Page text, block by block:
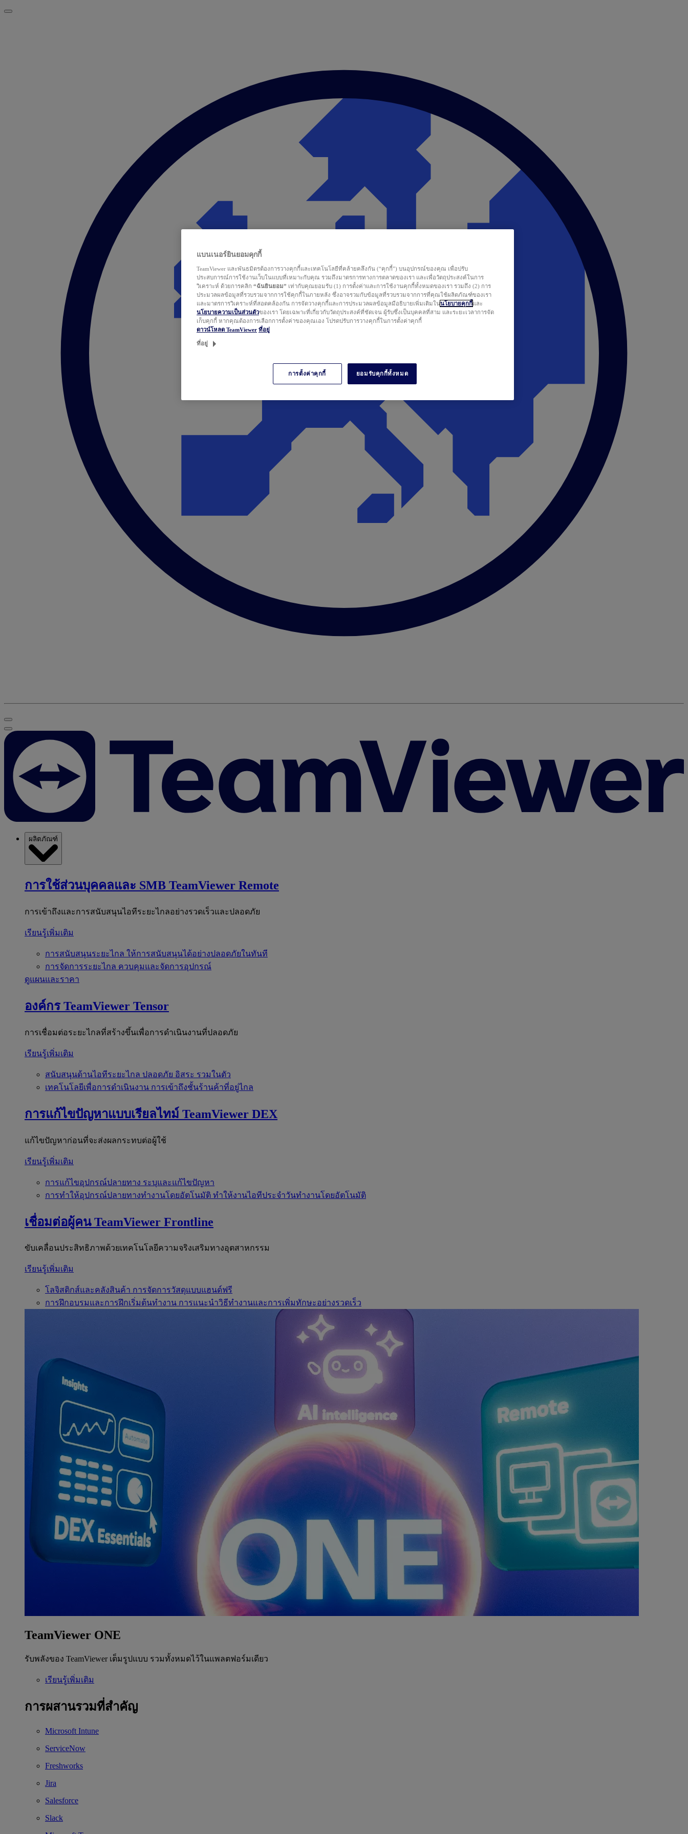
ผลิตภัณฑ์
การใช้ส่วนบุคคลและ SMB TeamViewer Remote
การเข้าถึงและการสนับสนุนไอทีระยะไกลอย่างรวดเร็วและปลอดภัย
เรียนรู้เพิ่มเติม
การสนับสนุนระยะไกล ให้การสนับสนุนได้อย่างปลอดภัยในทันที
การจัดการระยะไกล ควบคุมและจัดการอุปกรณ์
ดูแผนและราคา
องค์กร TeamViewer Tensor
การเชื่อมต่อระยะไกลที่สร้างขึ้นเพื่อการดำเนินงานที่ปลอดภัย
เรียนรู้เพิ่มเติม
สนับสนุนด้านไอทีระยะไกล ปลอดภัย อิสระ รวมในตัว
เทคโนโลยีเพื่อการดำเนินงาน การเข้าถึงชั้นร้านค้าที่อยู่ไกล
การแก้ไขปัญหาแบบเรียลไทม์ TeamViewer DEX
แก้ไขปัญหาก่อนที่จะส่งผลกระทบต่อผู้ใช้
เรียนรู้เพิ่มเติม
การแก้ไขอุปกรณ์ปลายทาง ระบุและแก้ไขปัญหา
การทำให้อุปกรณ์ปลายทางทำงานโดยอัตโนมัติ ทำให้งานไอทีประจำวันทำงานโดยอัตโนมัติ
เชื่อมต่อผู้คน TeamViewer Frontline
ขับเคลื่อนประสิทธิภาพด้วยเทคโนโลยีความจริงเสริมทางอุตสาหกรรม
เรียนรู้เพิ่มเติม
โลจิสติกส์และคลังสินค้า การจัดการวัสดุแบบแฮนด์ฟรี
การฝึกอบรมและการฝึกเริ่มต้นทำงาน การแนะนำวิธีทำงานและการเพิ่มทักษะอย่างรวดเร็ว
TeamViewer ONE
รับพลังของ TeamViewer เต็มรูปแบบ รวมทั้งหมดไว้ในแพลตฟอร์มเดียว
เรียนรู้เพิ่มเติม
การผสานรวมที่สำคัญ
Microsoft Intune
ServiceNow
Freshworks
Jira
Salesforce
Slack
แบนเนอร์ยินยอมคุกกี้
TeamViewer และพันธมิตรต้องการวางคุกกี้และเทคโนโลยีที่คล้ายคลึงกัน (“คุกกี้”) บนอุปกรณ์ของคุณ เพื่อปรับ
ประสบการณ์การใช้งานเว็บในแบบที่เหมาะกับคุณ รวมถึงมาตรการทางการตลาดของเรา และเพื่อวัตถุประสงค์ในการ
วิเคราะห์ ด้วยการคลิก “ฉันยินยอม” เท่ากับคุณยอมรับ (1) การตั้งค่าและการใช้งานคุกกี้ทั้งหมดของเรา รวมถึง (2) การ
ประมวลผลข้อมูลที่รวบรวมจากการใช้คุกกี้ในภายหลัง ซึ่งอาจรวมกับข้อมูลที่รวบรวมจากการที่คุณใช้ผลิตภัณฑ์ของเรา
และมาตรการวิเคราะห์ที่สอดคล้องกัน การจัดวางคุกกี้และการประมวลผลข้อมูลมีอธิบายเพิ่มเติมในนโยบายคุกกี้และ
นโยบายความเป็นส่วนตัวของเรา โดยเฉพาะที่เกี่ยวกับวัตถุประสงค์ที่ชัดเจน ผู้รับซึ่งเป็นบุคคลที่สาม และระยะเวลาการจัด
เก็บคุกกี้ หากคุณต้องการเลือกการตั้งค่าของคุณเอง โปรดปรับการวางคุกกี้ในการตั้งค่าคุกกี้
ดาวน์โหลด TeamViewer ที่อยู่
ที่อยู่
การตั้งค่าคุกกี้ ยอมรับคุกกี้ทั้งหมด